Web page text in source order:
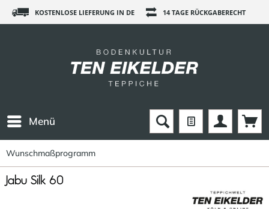
KOSTENLOSE LIEFERUNG IN DE 14 TAGE RÜCKGABERECHT
Menü
Wunschmaßprogramm
Jabu Silk 60